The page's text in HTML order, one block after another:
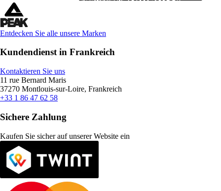
Entdecken Sie alle unsere Marken
Kundendienst in Frankreich
Kontaktieren Sie uns
11 rue Bernard Maris
37270 Montlouis-sur-Loire, Frankreich
+33 1 86 47 62 58
Sichere Zahlung
Kaufen Sie sicher auf unserer Website ein